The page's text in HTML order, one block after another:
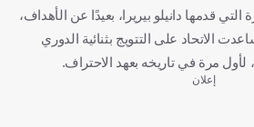
قدمها دانيلو بيريرا، بعيدًا عن الأهداف،
الاتحاد على التتويج بثنائية الدوري
مرة في تاريخه بعهد الاحتراف.
إعلان